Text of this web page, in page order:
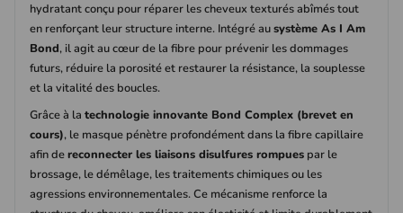
hydratant conçu pour réparer les cheveux texturés abîmés tout
en renforçant leur structure interne. Intégré ausystème As I Am
Bond, il agit au cœur de la fibre pour prévenir les dommages
futurs, réduire la porosité et restaurer la résistance, la souplesse
et la vitalité des boucles.
Grâce à la technologie innovante Bond Complex (brevet en
cours), le masque pénètre profondément dans la fibre capillaire
afin dereconnecter les liaisons disulfures rompues par le
brossage, le démêlage, les traitements chimiques ou les
agressions environnementales. Ce mécanisme renforce la